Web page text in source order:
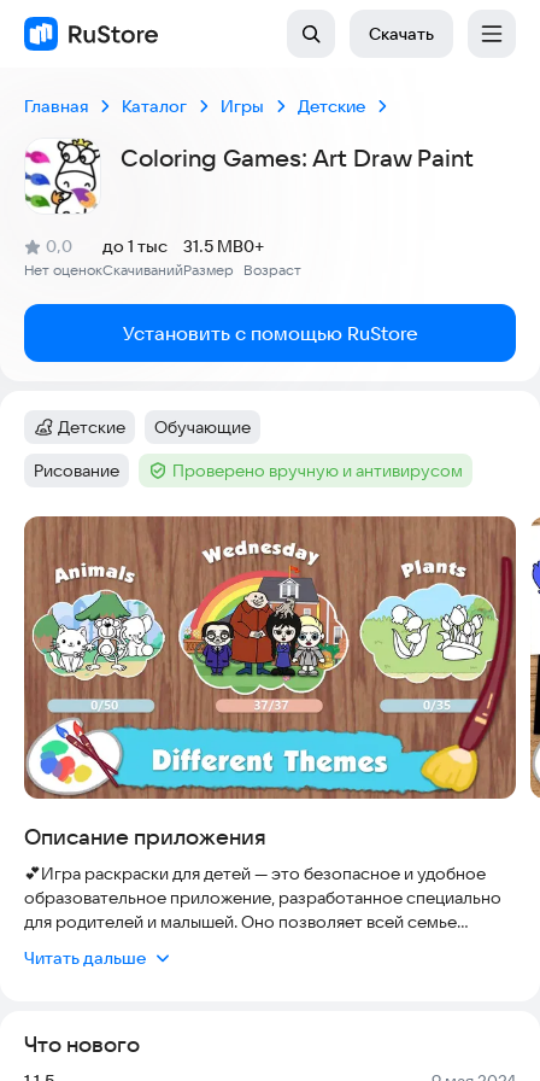
Скачать
Главная Каталог Игры Детские
Coloring Games: Art Draw Paint
Рейтинг:
0,0
(
Нет оценок
)
Скачиваний
до 1 тыс
Размер
31.5 MB
Возраст
0+
Установить с помощью RuStore
Категория:
Детские Тег:
Обучающие
Тег:
Рисование Тег :Проверено вручную и антивирусом
Скриншоты
Описание приложения
💕Игра раскраски для детей — это безопасное и удобное
образовательное приложение, разработанное специально
для родителей и малышей. Оно позволяет всей семье
развивая навыки без риска для данных ребенка. Приложение
делает его актуальным выбором для ежедневного обучения
Читать дальше
Что нового